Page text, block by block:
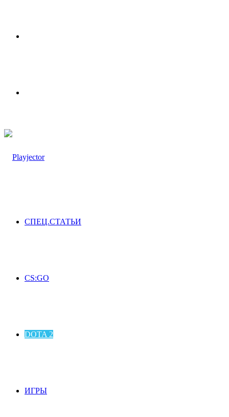
СПЕЦ.СТАТЬИ
CS:GO
DOTA 2
ИГРЫ